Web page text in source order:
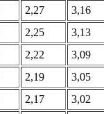
2,27
3,16
2,25
3,13
2,22
3,09
2,19
3,05
2,17
3,02